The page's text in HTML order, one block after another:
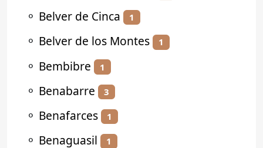
⚬ Belver de Cinca 1
⚬ Belver de los Montes 1
⚬ Bembibre 1
⚬ Benabarre 3
⚬ Benafarces 1
⚬ Benaguasil 1